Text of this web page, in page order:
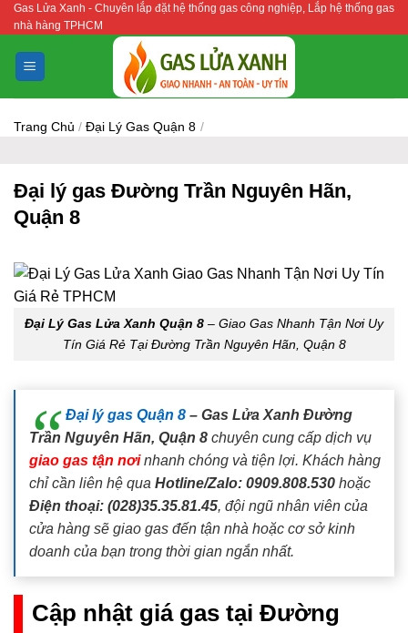
Bỏ
qua
nội
dung
Gas Lửa Xanh - Chuyên lắp đặt hệ thống gas công nghiệp, Lắp hệ thống gas
nhà hàng TPHCM
Trang Chủ / Đại Lý Gas Quận 8 /
Đại lý gas Đường Trần Nguyên Hãn,
Quận 8
Đại Lý Gas Lửa Xanh Quận 8 – Giao Gas Nhanh Tận Nơi Uy
Tín Giá Rẻ Tại Đường Trần Nguyên Hãn, Quận 8
Đại lý gas Quận 8 – Gas Lửa Xanh Đường
Trần Nguyên Hãn, Quận 8 chuyên cung cấp dịch vụ
giao gas tận nơinhanh chóng và tiện lợi. Khách hàng
chỉ cần liên hệ qua Hotline/Zalo: 0909.808.530 hoặc
Điện thoại: (028)35.35.81.45, đội ngũ nhân viên của
cửa hàng sẽ giao gas đến tận nhà hoặc cơ sở kinh
doanh của bạn trong thời gian ngắn nhất.
Cập nhật giá gas tại Đường